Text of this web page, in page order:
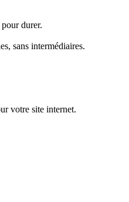
durer.
sans intermédiaires.
votre site internet.